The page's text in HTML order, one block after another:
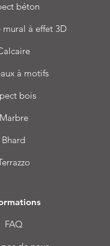
béton
à effet 3D
à motifs
bois
Marbre
Bhard
FAQ